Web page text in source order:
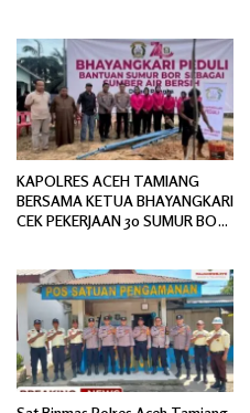
KAPOLRES ACEH TAMIANG
BERSAMA KETUA BHAYANGKARI
CEK PEKERJAAN 30 SUMUR BOR